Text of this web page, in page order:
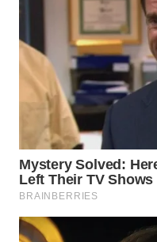
WN
KUNINGAN
WN
MAJALENGKA
WN
SUBANG
WN